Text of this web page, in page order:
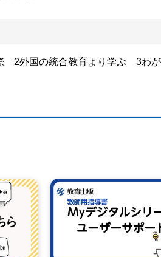
2外国の統合教育より学ぶ 3わ